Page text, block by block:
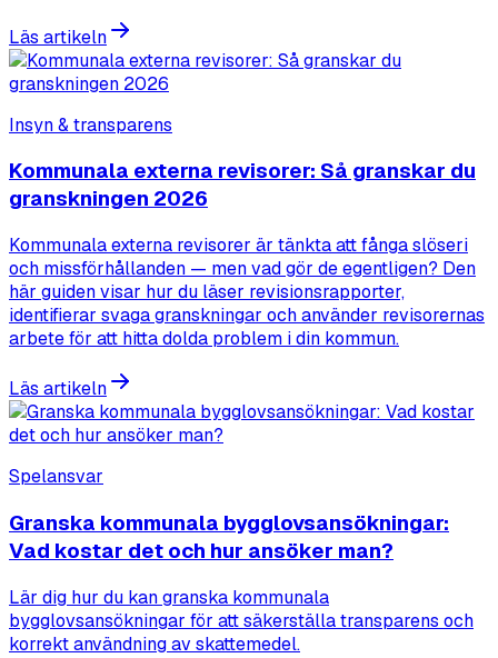
Läs artikeln
Insyn & transparens
Kommunala externa revisorer: Så granskar du
granskningen 2026
Kommunala externa revisorer är tänkta att fånga slöseri
och missförhållanden — men vad gör de egentligen? Den
här guiden visar hur du läser revisionsrapporter,
identifierar svaga granskningar och använder revisorernas
arbete för att hitta dolda problem i din kommun.
Läs artikeln
Spelansvar
Granska kommunala bygglovsansökningar:
Vad kostar det och hur ansöker man?
Lär dig hur du kan granska kommunala
bygglovsansökningar för att säkerställa transparens och
korrekt användning av skattemedel.